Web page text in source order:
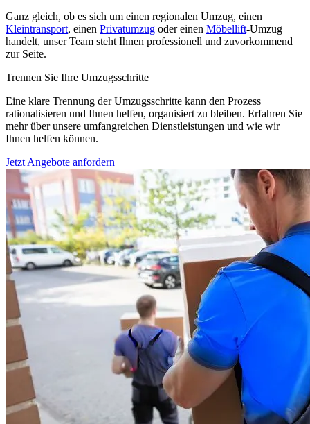
Ganz gleich, ob es sich um einen regionalen Umzug, einen
Kleintransport, einen Privatumzug oder einen Möbellift-Umzug
handelt, unser Team steht Ihnen professionell und zuvorkommend
zur Seite.
Trennen Sie Ihre Umzugsschritte
Eine klare Trennung der Umzugsschritte kann den Prozess
rationalisieren und Ihnen helfen, organisiert zu bleiben. Erfahren Sie
mehr über unsere umfangreichen Dienstleistungen und wie wir
Ihnen helfen können.
Jetzt Angebote anfordern